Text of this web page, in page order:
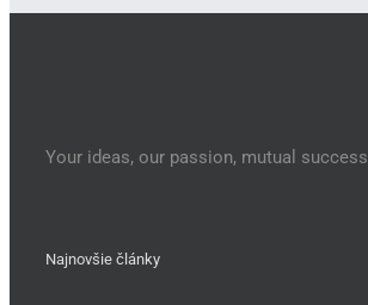
Your ideas, our passion, mutual success
Najnovšie články